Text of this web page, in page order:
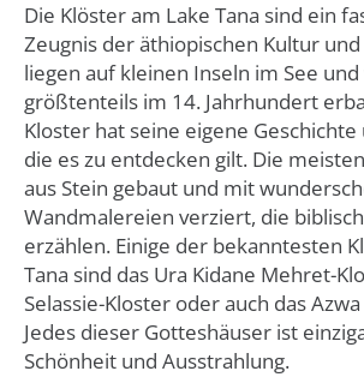
Die Klöster am Lake Tana sind ein
Zeugnis der äthiopischen Kultur und
liegen auf kleinen Inseln im See
größtenteils im 14. Jahrhundert
Kloster hat seine eigene
die es zu entdecken gilt. Die
aus Stein gebaut und mit
Wandmalereien verziert, die
erzählen. Einige der bekanntesten
Tana sind das Ura Kidane Mehret-
Selassie-Kloster oder auch das
Jedes dieser Gotteshäuser ist
Schönheit und Ausstrahlung.